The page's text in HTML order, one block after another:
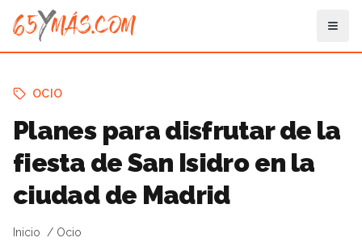
OCIO
Planes para disfrutar de la
fiesta de San Isidro en la
ciudad de Madrid
Inicio Ocio